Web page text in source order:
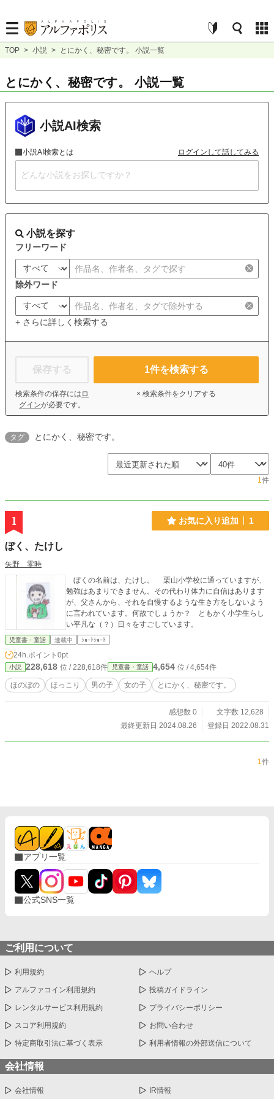
TOP > 小説 > とにかく、秘密です。 小説一覧
とにかく、秘密です。 小説一覧
小説AI検索
小説AI検索とは ログインして話してみる
小説を探す
フリーワード
除外ワード
+ さらに詳しく検索する
保存する
検索条件の保存には ロ
グインが必要です。
1件を検索する
× 検索条件をクリアする
タグ とにかく、秘密です。
1件
1 お気に入り追加 1
ぼく、たけし
矢野 零時
ぼくの名前は、たけし。 栗山小学校に通っていますが、
勉強はあまりできません。その代わり体力に自信はあります
が、父さんから、それを自慢するような生き方をしないよう
に言われています。何故でしょうか？ ともかく小学生らし
い平凡な（？）日々をすごしています。
児童書・童話 連載中 ｼｮｰﾄｼｮｰﾄ
24h.ポイント 0pt
小説 228,618 位 / 228,618件 児童書・童話 4,654 位 / 4,654件
ほのぼの ほっこり 男の子 女の子 とにかく、秘密です。
感想数 0
文字数 12,628
最終更新日 2024.08.26
登録日 2022.08.31
1件
アプリ一覧
公式SNS一覧
ご利用について
利用規約 ヘルプ
アルファコイン利用規約 投稿ガイドライン
レンタルサービス利用規約 プライバシーポリシー
スコア利用規約 お問い合わせ
特定商取引法に基づく表示 利用者情報の外部送信について
会社情報
会社情報 IR情報